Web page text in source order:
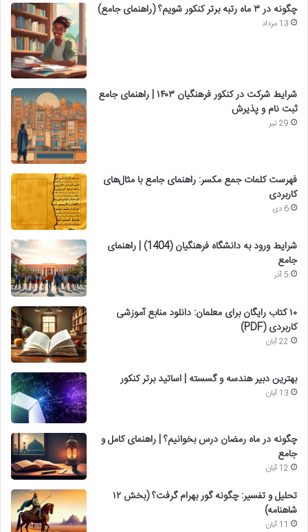
چگونه در ۳ ماه رتبه برتر کنکور شویم؟ (راهنمای جامع)
13 مرداد
شرایط شرکت در کنکور فرهنگیان ۱۴۰۳ | راهنمای جامع
ثبت نام و پذیرش
29 تیر
فهرست کلمات جمع مکسر: راهنمای جامع با مثال‌های
کاربردی
6 دی
شرایط ورود به دانشگاه فرهنگیان (1404) | راهنمای
جامع
5 آذر
۱۰ کتاب رایگان برای معلمان: دانلود منابع آموزشی
کاربردی (PDF)
22 آبان
بهترین دبیر هندسه و گسسته | اساتید برتر کنکور
13 آبان
چگونه در ماه رمضان درس بخوانیم؟ | راهنمای کامل و
جامع
12 آبان
تحلیل و تفسیر: چگونه گور بهرام گرفت؟ (بخش ۱۲
شاهنامه)
11 آبان